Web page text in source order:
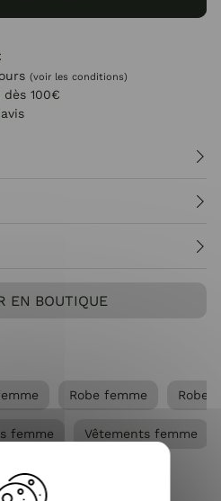
(voir les conditions)
dès 100€
EN BOUTIQUE
Robe femme Robe
femme Vêtements femme